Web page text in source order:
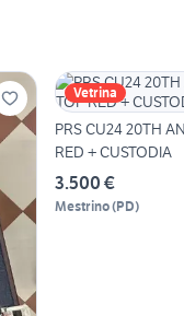
Vetrina
PRS CU24 20TH
RED + CUSTODIA
3.500 €
Mestrino(PD)